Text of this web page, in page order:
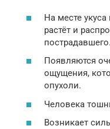
На месте укуса
растёт и
пострадавшего.
Появляются
ощущения,
опухоли.
Человека
Возникает